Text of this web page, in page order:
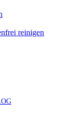
reinigen